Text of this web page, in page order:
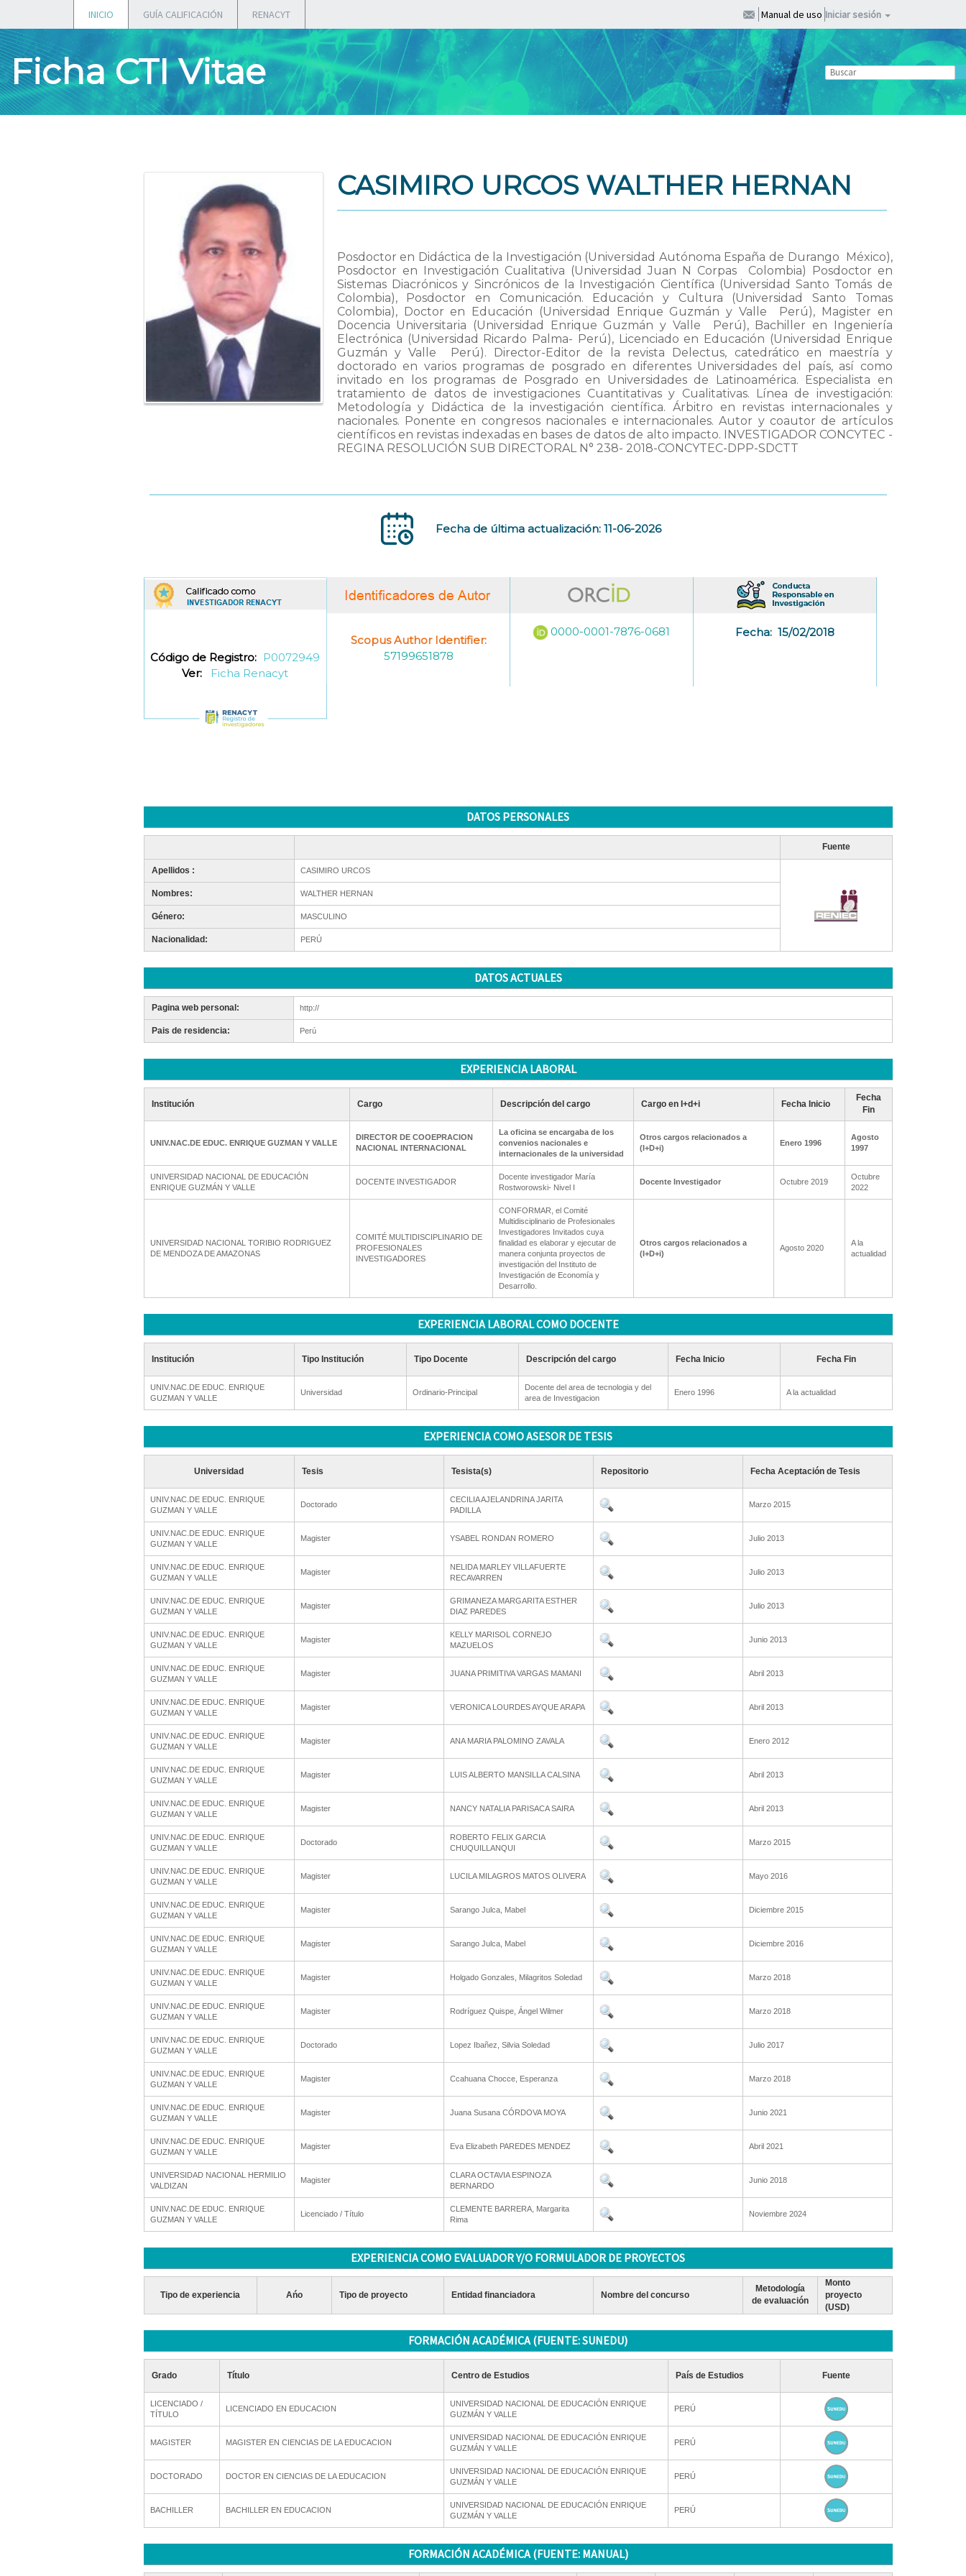
INICIO GUÍA CALIFICACIÓN RENACYT Manual de uso Iniciar sesión
Ficha CTI Vitae
CASIMIRO URCOS WALTHER HERNAN
Posdoctor en Didáctica de la Investigación (Universidad Autónoma España de Durango  México),
Posdoctor en Investigación Cualitativa (Universidad Juan N Corpas  Colombia) Posdoctor en
Sistemas Diacrónicos y Sincrónicos de la Investigación Científica (Universidad Santo Tomás de
Colombia), Posdoctor en Comunicación. Educación y Cultura (Universidad Santo Tomas
Colombia), Doctor en Educación (Universidad Enrique Guzmán y Valle  Perú), Magister en
Docencia Universitaria (Universidad Enrique Guzmán y Valle  Perú), Bachiller en Ingeniería
Electrónica (Universidad Ricardo Palma- Perú), Licenciado en Educación (Universidad Enrique
Guzmán y Valle  Perú). Director-Editor de la revista Delectus, catedrático en maestría y
doctorado en varios programas de posgrado en diferentes Universidades del país, así como
invitado en los programas de Posgrado en Universidades de Latinoamérica. Especialista en
tratamiento de datos de investigaciones Cuantitativas y Cualitativas. Línea de investigación:
Metodología y Didáctica de la investigación científica. Árbitro en revistas internacionales y
nacionales. Ponente en congresos nacionales e internacionales. Autor y coautor de artículos
científicos en revistas indexadas en bases de datos de alto impacto. INVESTIGADOR CONCYTEC -
REGINA RESOLUCIÓN SUB DIRECTORAL N° 238- 2018-CONCYTEC-DPP-SDCTT
Fecha de última actualización: 11-06-2026
Código de Registro: P0072949
Ver:
Ficha Renacyt
Scopus Author Identifier:
57199651878
0000-0001-7876-0681 Fecha: 15/02/2018
DATOS PERSONALES
Fuente
Apellidos : CASIMIRO URCOS
Nombres: WALTHER HERNAN
Género: MASCULINO
Nacionalidad: PERÚ
DATOS ACTUALES
Pagina web personal: http://
Pais de residencia: Perú
EXPERIENCIA LABORAL
Institución Cargo Descripción del cargo Cargo en I+d+i Fecha Inicio
Fecha
Fin
UNIV.NAC.DE EDUC. ENRIQUE GUZMAN Y VALLE
DIRECTOR DE COOEPRACION
NACIONAL INTERNACIONAL
La oficina se encargaba de los
convenios nacionales e
internacionales de la universidad
Otros cargos relacionados a
(I+D+i)
Enero 1996
Agosto
1997
UNIVERSIDAD NACIONAL DE EDUCACIÓN
ENRIQUE GUZMÁN Y VALLE
DOCENTE INVESTIGADOR
Docente investigador María
Rostworowski- Nivel I
Docente Investigador Octubre 2019
Octubre
2022
UNIVERSIDAD NACIONAL TORIBIO RODRIGUEZ
DE MENDOZA DE AMAZONAS
COMITÉ MULTIDISCIPLINARIO DE
PROFESIONALES
INVESTIGADORES
CONFORMAR, el Comité
Multidisciplinario de Profesionales
Investigadores Invitados cuya
finalidad es elaborar y ejecutar de
manera conjunta proyectos de
investigación del Instituto de
Investigación de Economía y
Desarrollo.
Otros cargos relacionados a
(I+D+i)
Agosto 2020
A la
actualidad
EXPERIENCIA LABORAL COMO DOCENTE
Institución Tipo Institución Tipo Docente Descripción del cargo Fecha Inicio Fecha Fin
UNIV.NAC.DE EDUC. ENRIQUE
GUZMAN Y VALLE
Universidad Ordinario-Principal
Docente del area de tecnologia y del
area de Investigacion
Enero 1996 A la actualidad
EXPERIENCIA COMO ASESOR DE TESIS
Universidad Tesis Tesista(s) Repositorio Fecha Aceptación de Tesis
UNIV.NAC.DE EDUC. ENRIQUE
GUZMAN Y VALLE
Doctorado
CECILIA AJELANDRINA JARITA
PADILLA
Marzo 2015
UNIV.NAC.DE EDUC. ENRIQUE
GUZMAN Y VALLE
Magister YSABEL RONDAN ROMERO Julio 2013
UNIV.NAC.DE EDUC. ENRIQUE
GUZMAN Y VALLE
Magister
NELIDA MARLEY VILLAFUERTE
RECAVARREN
Julio 2013
UNIV.NAC.DE EDUC. ENRIQUE
GUZMAN Y VALLE
Magister
GRIMANEZA MARGARITA ESTHER
DIAZ PAREDES
Julio 2013
UNIV.NAC.DE EDUC. ENRIQUE
GUZMAN Y VALLE
Magister
KELLY MARISOL CORNEJO
MAZUELOS
Junio 2013
UNIV.NAC.DE EDUC. ENRIQUE
GUZMAN Y VALLE
Magister JUANA PRIMITIVA VARGAS MAMANI Abril 2013
UNIV.NAC.DE EDUC. ENRIQUE
GUZMAN Y VALLE
Magister VERONICA LOURDES AYQUE ARAPA Abril 2013
UNIV.NAC.DE EDUC. ENRIQUE
GUZMAN Y VALLE
Magister ANA MARIA PALOMINO ZAVALA Enero 2012
UNIV.NAC.DE EDUC. ENRIQUE
GUZMAN Y VALLE
Magister LUIS ALBERTO MANSILLA CALSINA Abril 2013
UNIV.NAC.DE EDUC. ENRIQUE
GUZMAN Y VALLE
Magister NANCY NATALIA PARISACA SAIRA Abril 2013
UNIV.NAC.DE EDUC. ENRIQUE
GUZMAN Y VALLE
Doctorado
ROBERTO FELIX GARCIA
CHUQUILLANQUI
Marzo 2015
UNIV.NAC.DE EDUC. ENRIQUE
GUZMAN Y VALLE
Magister LUCILA MILAGROS MATOS OLIVERA Mayo 2016
UNIV.NAC.DE EDUC. ENRIQUE
GUZMAN Y VALLE
Magister Sarango Julca, Mabel Diciembre 2015
UNIV.NAC.DE EDUC. ENRIQUE
GUZMAN Y VALLE
Magister Sarango Julca, Mabel Diciembre 2016
UNIV.NAC.DE EDUC. ENRIQUE
GUZMAN Y VALLE
Magister Holgado Gonzales, Milagritos Soledad Marzo 2018
UNIV.NAC.DE EDUC. ENRIQUE
GUZMAN Y VALLE
Magister Rodríguez Quispe, Ángel Wilmer Marzo 2018
UNIV.NAC.DE EDUC. ENRIQUE
GUZMAN Y VALLE
Doctorado Lopez Ibañez, Silvia Soledad Julio 2017
UNIV.NAC.DE EDUC. ENRIQUE
GUZMAN Y VALLE
Magister Ccahuana Chocce, Esperanza Marzo 2018
UNIV.NAC.DE EDUC. ENRIQUE
GUZMAN Y VALLE
Magister Juana Susana CÓRDOVA MOYA Junio 2021
UNIV.NAC.DE EDUC. ENRIQUE
GUZMAN Y VALLE
Magister Eva Elizabeth PAREDES MENDEZ Abril 2021
UNIVERSIDAD NACIONAL HERMILIO
VALDIZAN
Magister
CLARA OCTAVIA ESPINOZA
BERNARDO
Junio 2018
UNIV.NAC.DE EDUC. ENRIQUE
GUZMAN Y VALLE
Licenciado / Título
CLEMENTE BARRERA, Margarita
Rima
Noviembre 2024
EXPERIENCIA COMO EVALUADOR Y/O FORMULADOR DE PROYECTOS
Tipo de experiencia Ańo Tipo de proyecto Entidad financiadora Nombre del concurso
Metodología
de evaluación
Monto
proyecto
(USD)
FORMACIÓN ACADÉMICA (FUENTE: SUNEDU)
Grado Título Centro de Estudios País de Estudios Fuente
LICENCIADO /
TÍTULO
LICENCIADO EN EDUCACION
UNIVERSIDAD NACIONAL DE EDUCACIÓN ENRIQUE
GUZMÁN Y VALLE
PERÚ
MAGISTER MAGISTER EN CIENCIAS DE LA EDUCACION
UNIVERSIDAD NACIONAL DE EDUCACIÓN ENRIQUE
GUZMÁN Y VALLE
PERÚ
DOCTORADO DOCTOR EN CIENCIAS DE LA EDUCACION
UNIVERSIDAD NACIONAL DE EDUCACIÓN ENRIQUE
GUZMÁN Y VALLE
PERÚ
BACHILLER BACHILLER EN EDUCACION
UNIVERSIDAD NACIONAL DE EDUCACIÓN ENRIQUE
GUZMÁN Y VALLE
PERÚ
FORMACIÓN ACADÉMICA (FUENTE: MANUAL)